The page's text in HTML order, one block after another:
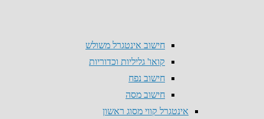
חישוב אינטגרל משולש
קואו' גליליות וכדוריות
חישוב נפח
חישוב מסה
אינטגרל קווי מסוג ראשון